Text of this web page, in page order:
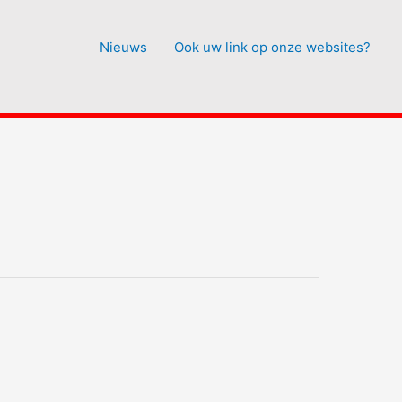
Nieuws Ook uw link op onze websites?